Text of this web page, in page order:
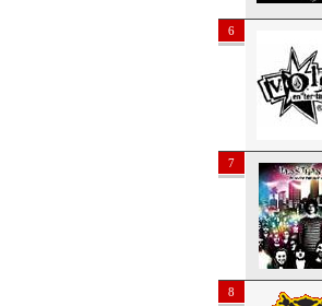
6
7
8